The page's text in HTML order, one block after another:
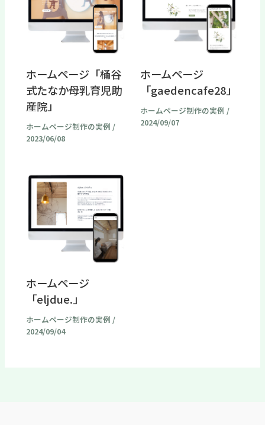
ホームページ「桶谷
式たなか母乳育児助
産院」
ホームページ制作の実例 /
2023/06/08
ホームページ
「gaedencafe28」
ホームページ制作の実例 /
2024/09/07
ホームページ
「eljdue.」
ホームページ制作の実例 /
2024/09/04